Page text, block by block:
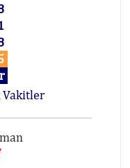
Vakitler